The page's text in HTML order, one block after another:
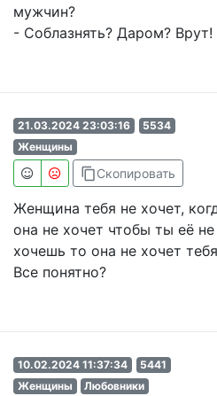
мужчин?
- Соблазнять? Даром? Врут!
21.03.2024 23:03:16
5534
Женщины
content_copyСкопировать
Женщина тебя не хочет,
она не хочет чтобы ты её
хочешь то она не хочет
Все понятно?
10.02.2024 11:37:34
5441
Женщины
Любовники